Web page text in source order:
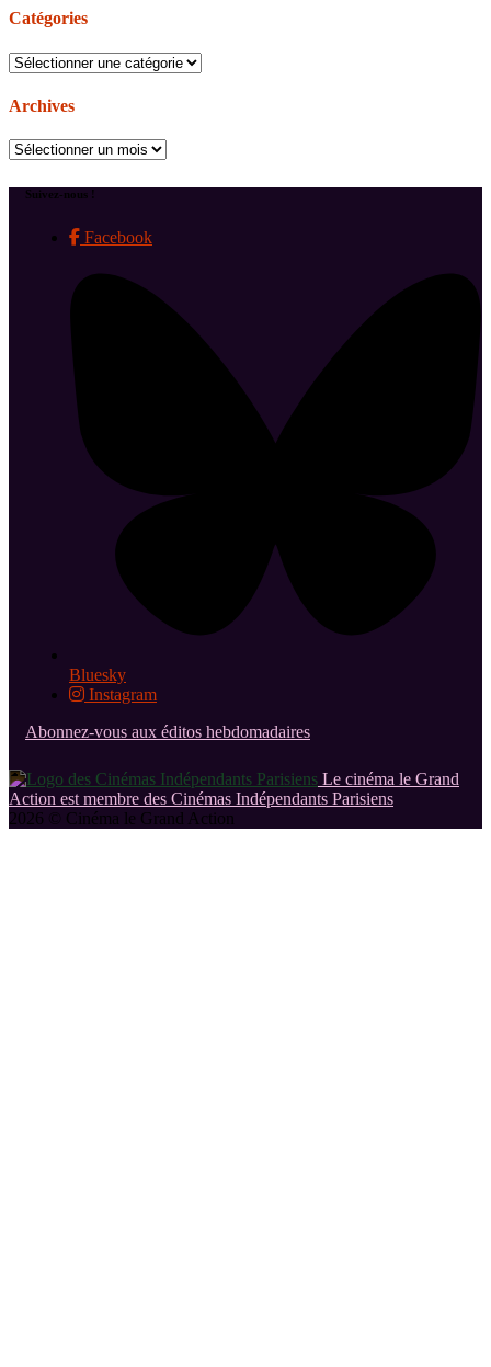
Catégories
Catégories
Archives
Archives
Suivez-nous !
Facebook
Bluesky
Instagram
Abonnez-vous aux éditos hebdomadaires
Le cinéma le Grand
Action est membre des Cinémas Indépendants Parisiens
2026 © Cinéma le Grand Action